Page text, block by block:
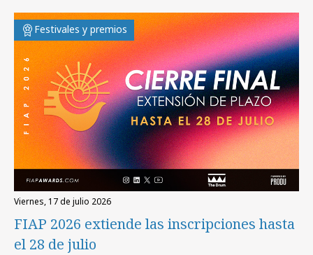
Festivales y premios
viernes, 17 de julio 2026
FIAP 2026 extiende las inscripciones hasta
el 28 de julio